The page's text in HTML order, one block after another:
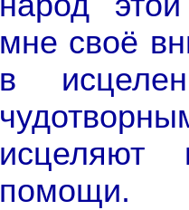
мне своё
в
помощи.